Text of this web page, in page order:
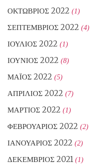
ΟΚΤΏΒΡΙΟΣ 2022 (1)
ΣΕΠΤΈΜΒΡΙΟΣ 2022 (4)
ΙΟΎΛΙΟΣ 2022 (1)
ΙΟΎΝΙΟΣ 2022 (8)
ΜΆΙΟΣ 2022 (5)
ΑΠΡΊΛΙΟΣ 2022 (7)
ΜΆΡΤΙΟΣ 2022 (1)
ΦΕΒΡΟΥΆΡΙΟΣ 2022 (2)
ΙΑΝΟΥΆΡΙΟΣ 2022 (2)
ΔΕΚΈΜΒΡΙΟΣ 2021 (1)